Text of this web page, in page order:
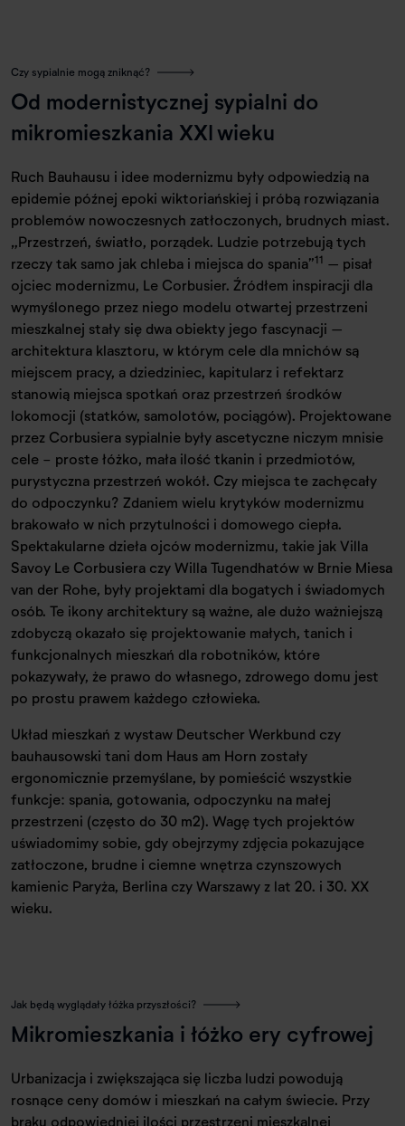
Czy sypialnie mogą zniknąć?
Od modernistycznej sypialni do
mikromieszkania XXI wieku
Ruch Bauhausu i idee modernizmu były odpowiedzią na
epidemie późnej epoki wiktoriańskiej i próbą rozwiązania
problemów nowoczesnych zatłoczonych, brudnych miast.
„Przestrzeń, światło, porządek. Ludzie potrzebują tych
rzeczy tak samo jak chleba i miejsca do spania”11 – pisał
ojciec modernizmu, Le Corbusier. Źródłem inspiracji dla
wymyślonego przez niego modelu otwartej przestrzeni
mieszkalnej stały się dwa obiekty jego fascynacji –
architektura klasztoru, w którym cele dla mnichów są
miejscem pracy, a dziedziniec, kapitularz i refektarz
stanowią miejsca spotkań oraz przestrzeń środków
lokomocji (statków, samolotów, pociągów). Projektowane
przez Corbusiera sypialnie były ascetyczne niczym mnisie
cele - proste łóżko, mała ilość tkanin i przedmiotów,
purystyczna przestrzeń wokół. Czy miejsca te zachęcały
do odpoczynku? Zdaniem wielu krytyków modernizmu
brakowało w nich przytulności i domowego ciepła.
Spektakularne dzieła ojców modernizmu, takie jak Villa
Savoy Le Corbusiera czy Willa Tugendhatów w Brnie Miesa
van der Rohe, były projektami dla bogatych i świadomych
osób. Te ikony architektury są ważne, ale dużo ważniejszą
zdobyczą okazało się projektowanie małych, tanich i
funkcjonalnych mieszkań dla robotników, które
pokazywały, że prawo do własnego, zdrowego domu jest
po prostu prawem każdego człowieka.
Układ mieszkań z wystaw Deutscher Werkbund czy
bauhausowski tani dom Haus am Horn zostały
ergonomicznie przemyślane, by pomieścić wszystkie
funkcje: spania, gotowania, odpoczynku na małej
przestrzeni (często do 30 m2). Wagę tych projektów
uświadomimy sobie, gdy obejrzymy zdjęcia pokazujące
zatłoczone, brudne i ciemne wnętrza czynszowych
kamienic Paryża, Berlina czy Warszawy z lat 20. i 30. XX
wieku.
Jak będą wyglądały łóżka przyszłości?
Mikromieszkania i łóżko ery cyfrowej
Urbanizacja i zwiększająca się liczba ludzi powodują
rosnące ceny domów i mieszkań na całym świecie. Przy
braku odpowiedniej ilości przestrzeni mieszkalnej